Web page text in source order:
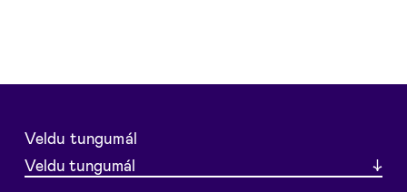
Veldu tungumál
Veldu tungumál